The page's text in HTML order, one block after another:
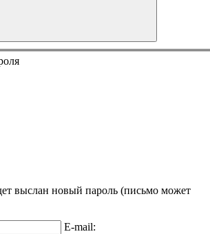
выслан новый пароль (письмо может
E-mail: